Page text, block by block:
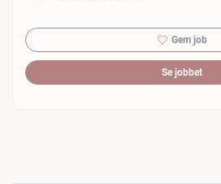
Gem job
Se jobbet